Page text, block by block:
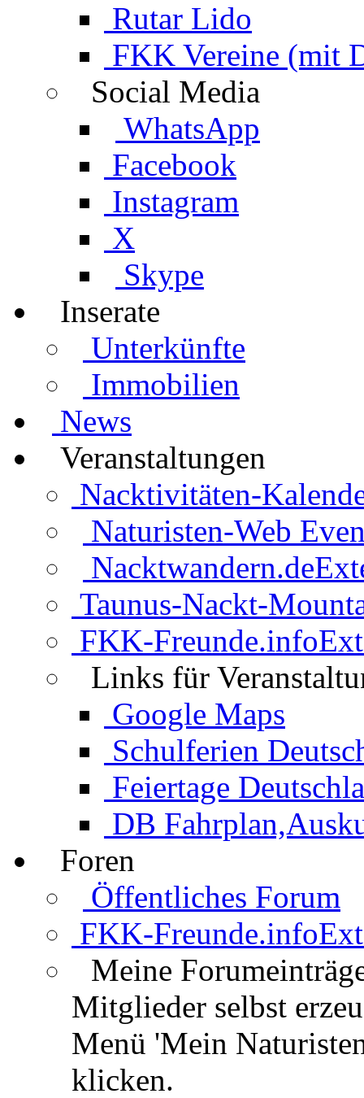
Rutar Lido
FKK Vereine (mit
Social Media
WhatsApp
Facebook
Instagram
X
Skype
Inserate
Unterkünfte
Immobilien
News
Veranstaltungen
Nacktivitäten-
Naturisten-Web
Nacktwandern.de
Taunus-Nackt-
FKK-Freunde.info
Links für
Google Maps
Schulferien
Feiertage
DB
Foren
Öffentliches Forum
FKK-Freunde.info
Meine
Mitglieder selbst
Menü 'Mein
klicken.